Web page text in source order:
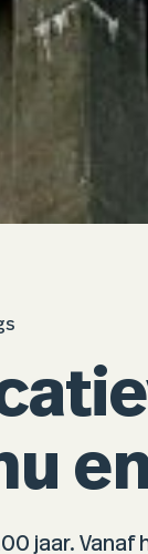
jaar. Vanaf